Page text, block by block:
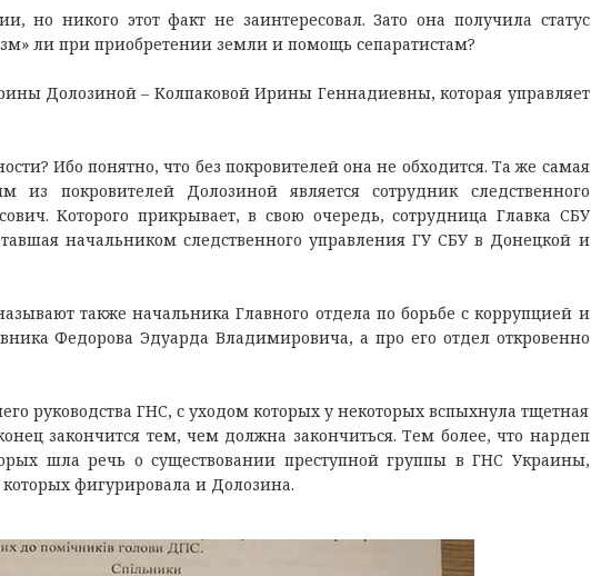
но никого этот факт не заинтересовал. Зато она получила статус
ли при приобретении земли и помощь сепаратистам?
Долозиной – Колпаковой Ирины Геннадиевны, которая управляет
Ибо понятно, что без покровителей она не обходится. Та же самая
покровителей Долозиной является сотрудник следственного
Которого прикрывает, в свою очередь, сотрудница Главка СБУ
начальником следственного управления ГУ СБУ в Донецкой и
также начальника Главного отдела по борьбе с коррупцией и
Федорова Эдуарда Владимировича, а про его отдел откровенно
руководства ГНС, с уходом которых у некоторых вспыхнула тщетная
закончится тем, чем должна закончиться. Тем более, что нардеп
шла речь о существовании преступной группы в ГНС Украины,
фигурировала и Долозина.